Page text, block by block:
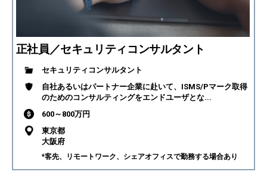
正社員／セキュリティコンサルタント
セキュリティコンサルタント
自社あるいはパートナー企業に赴いて、ISMS/Pマーク取得
のためのコンサルティングをエンドユーザとな...
600～800万円
東京都
大阪府
*客先、リモートワーク、シェアオフィスで勤務する場合あり